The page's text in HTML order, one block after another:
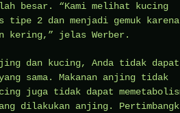
besar. “Kami melihat kucing
tipe 2 dan menjadi gemuk karena
kering,” jelas Werber.
dan kucing, Anda tidak dapat
yang sama. Makanan anjing tidak
juga tidak dapat
dilakukan anjing.